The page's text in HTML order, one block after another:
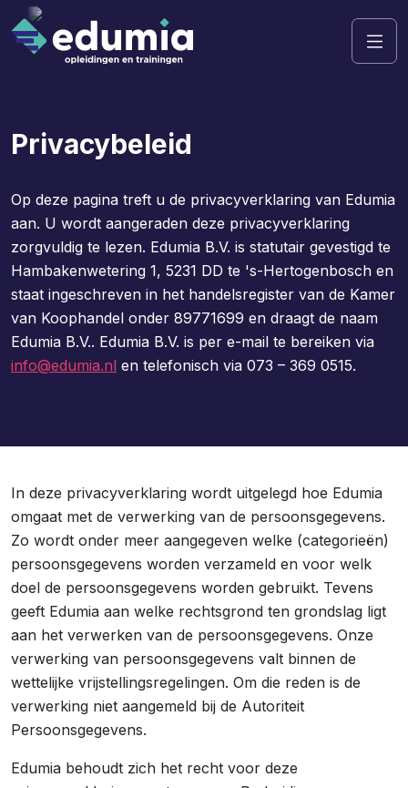
Privacybeleid
Op deze pagina treft u de privacyverklaring van Edumia
aan. U wordt aangeraden deze privacyverklaring
zorgvuldig te lezen. Edumia B.V. is statutair gevestigd te
Hambakenwetering 1, 5231 DD te 's-Hertogenbosch en
staat ingeschreven in het handelsregister van de Kamer
van Koophandel onder 89771699 en draagt de naam
Edumia B.V.. Edumia B.V. is per e-mail te bereiken via
info@edumia.nl en telefonisch via 073 – 369 0515.
In deze privacyverklaring wordt uitgelegd hoe Edumia
omgaat met de verwerking van de persoonsgegevens.
Zo wordt onder meer aangegeven welke (categorieën)
persoonsgegevens worden verzameld en voor welk
doel de persoonsgegevens worden gebruikt. Tevens
geeft Edumia aan welke rechtsgrond ten grondslag ligt
aan het verwerken van de persoonsgegevens. Onze
verwerking van persoonsgegevens valt binnen de
wettelijke vrijstellingsregelingen. Om die reden is de
verwerking niet aangemeld bij de Autoriteit
Persoonsgegevens.
Edumia behoudt zich het recht voor deze